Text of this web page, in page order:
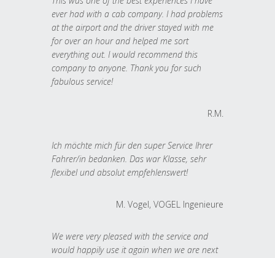
ever had with a cab company. I had problems
at the airport and the driver stayed with me
for over an hour and helped me sort
everything out. I would recommend this
company to anyone. Thank you for such
fabulous service!
R.M.
Ich möchte mich für den super Service Ihrer
Fahrer/in bedanken. Das war Klasse, sehr
flexibel und absolut empfehlenswert!
M. Vogel, VOGEL Ingenieure
We were very pleased with the service and
would happily use it again when we are next